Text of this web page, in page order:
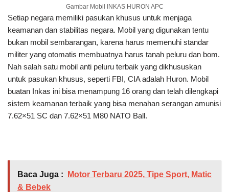
Gambar Mobil INKAS HURON APC
Setiap negara memiliki pasukan khusus untuk menjaga
keamanan dan stabilitas negara. Mobil yang digunakan tentu
bukan mobil sembarangan, karena harus memenuhi standar
militer yang otomatis membuatnya harus tanah peluru dan bom.
Nah salah satu mobil anti peluru terbaik yang dikhususkan
untuk pasukan khusus, seperti FBI, CIA adalah Huron. Mobil
buatan Inkas ini bisa menampung 16 orang dan telah dilengkapi
sistem keamanan terbaik yang bisa menahan serangan amunisi
7.62×51 SC dan 7.62×51 M80 NATO Ball.
Baca Juga :
Motor Terbaru 2025, Tipe Sport, Matic
& Bebek